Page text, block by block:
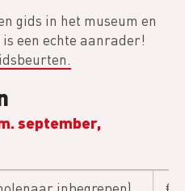
gids in het museum en
een echte aanrader!
september,